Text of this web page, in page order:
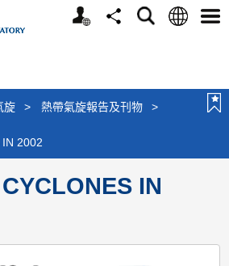
個
分
搜
語
選
旋 > 熱帶氣旋報告及刊物
>
IN 2002
IN